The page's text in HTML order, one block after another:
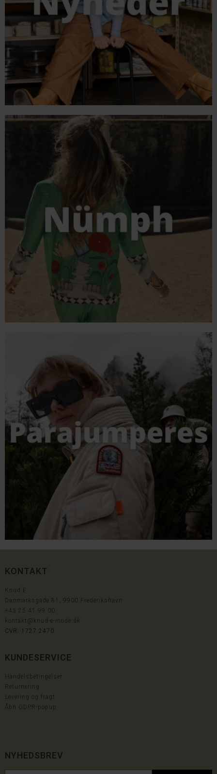
KONTAKT
Knud E
Danmarksgade 81, 9900 Frederikshavn
+45 25 41 99 00
kontakt@knud-e-mode.dk
CVR: 1727 2470
KUNDESERVICE
Handelsbetingelser
Returnering
Levering og fragt
Åbn GDPR-popup
NYHEDSBREV